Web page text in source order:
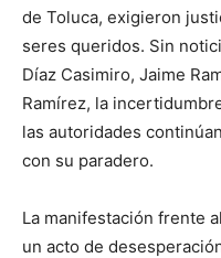
de Toluca, exigieron
seres queridos. Sin
Díaz Casimiro, Jaime
Ramírez, la
las autoridades
con su paradero.
La manifestación frente
un acto de